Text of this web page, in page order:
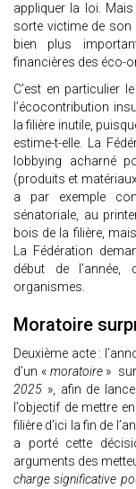
appliquer la loi.
sorte victime de son
bien plus
financières des éco-
C’est en particulier
l’écocontribution
la filière inutile,
estime-t-elle. La
lobbying acharné
(produits et
a par exemple
sénatoriale, au
bois de la filière,
La Fédération
début de
organismes.
Moratoire
Deuxième acte :
d’un « moratoire »
2025 », afin de
l’objectif de mettre
filière d’ici la fin de
a porté cette
arguments des
charge significative